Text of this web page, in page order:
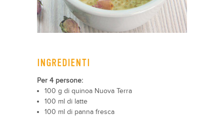
INGREDIENTI
Per 4 persone:
100 g di quinoa Nuova Terra
100 ml di latte
100 ml di panna fresca